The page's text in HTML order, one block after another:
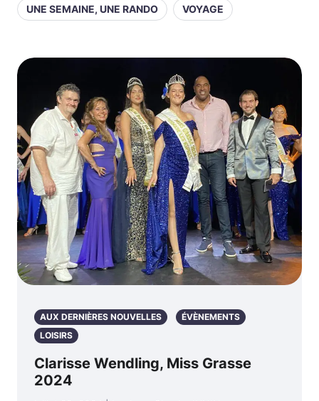
UNE SEMAINE, UNE RANDO VOYAGE
AUX DERNIÈRES NOUVELLES
ÉVÈNEMENTS
LOISIRS
Clarisse Wendling, Miss Grasse
2024